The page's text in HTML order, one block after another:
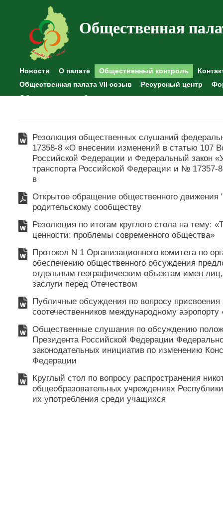
Общественная
Новости О палате Общественный контроль
Общественная палата VII созыв
Ресурсный центр
Общественные наблюдения
Резолюция общественных слушаний
17358-8 «О внесении изменений в статью 107
Российской Федерации и Федеральный закон
транспорта Российской Федерации и № 17357-
в
Открытое обращение общественного движения
родительскому сообществу
Резолюция по итогам круглого стола на тему:
ценности: проблемы современного общества»
Протокол N 1 Организационного комитета по
обеспечению общественного обсуждения
отдельным географическим объектам имен
заслуги перед Отечеством
Публичные обсуждения по вопросу
соотечественников международному аэропорту
Общественные слушания по обсуждению
Президента Российской Федерации
законодательных инициатив по изменению
Федерации
Круглый стол по вопросу распространения
общеобразовательных учреждениях
их употребления среди учащихся